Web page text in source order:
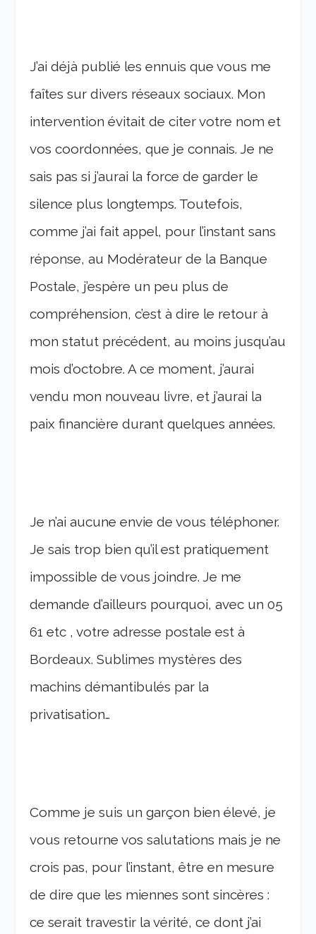
J’ai déjà publié les ennuis que vous me
faîtes sur divers réseaux sociaux. Mon
intervention évitait de citer votre nom et
vos coordonnées, que je connais. Je ne
sais pas si j’aurai la force de garder le
silence plus longtemps. Toutefois,
comme j’ai fait appel, pour l’instant sans
réponse, au Modérateur de la Banque
Postale, j’espère un peu plus de
compréhension, c’est à dire le retour à
mon statut précédent, au moins jusqu’au
mois d’octobre. A ce moment, j’aurai
vendu mon nouveau livre, et j’aurai la
paix financière durant quelques années.
Je n’ai aucune envie de vous téléphoner.
Je sais trop bien qu’il est pratiquement
impossible de vous joindre. Je me
demande d’ailleurs pourquoi, avec un 05
61 etc , votre adresse postale est à
Bordeaux. Sublimes mystères des
machins démantibulés par la
privatisation…
Comme je suis un garçon bien élevé, je
vous retourne vos salutations mais je ne
crois pas, pour l’instant, être en mesure
de dire que les miennes sont sincères :
ce serait travestir la vérité, ce dont j’ai